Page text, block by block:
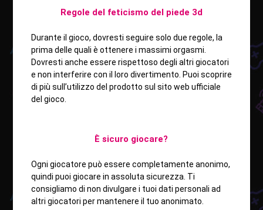
Regole del feticismo del piede 3d
Durante il gioco, dovresti seguire solo due regole, la
prima delle quali è ottenere i massimi orgasmi.
Dovresti anche essere rispettoso degli altri giocatori
e non interferire con il loro divertimento. Puoi scoprire
di più sull’utilizzo del prodotto sul sito web ufficiale
del gioco.
È sicuro giocare?
Ogni giocatore può essere completamente anonimo,
quindi puoi giocare in assoluta sicurezza. Ti
consigliamo di non divulgare i tuoi dati personali ad
altri giocatori per mantenere il tuo anonimato.